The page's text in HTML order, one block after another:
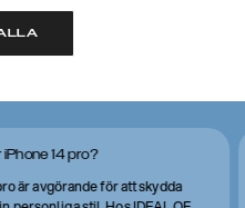
14 pro?
är avgörande för att skydda